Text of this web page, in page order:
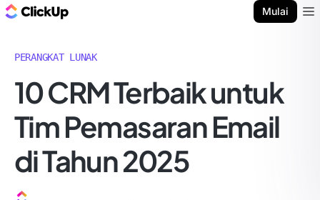
Mulai
PERANGKAT LUNAK
10 CRM Terbaik untuk
Tim Pemasaran Email
di Tahun 2025